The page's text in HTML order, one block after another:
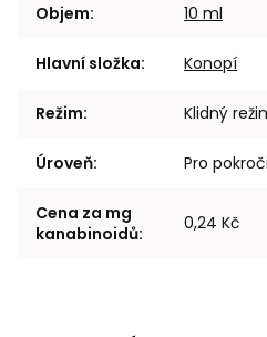
Objem: 10 ml
Hlavní složka: Konopí
Režim: Klidný
Úroveň: Pro
Cena za mg
kanabinoidů: 0,24 Kč